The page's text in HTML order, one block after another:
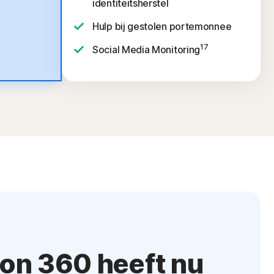
identiteitsherstel
Hulp bij gestolen portemonnee
Social Media Monitoring17
360 heeft nu